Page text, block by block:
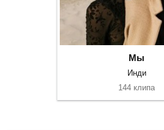
Мы
Инди
144 клипа